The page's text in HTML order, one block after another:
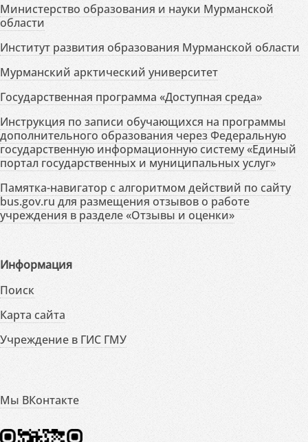
Министерство образования и науки Мурманской
области
Институт развития образования Мурманской области
Мурманский арктический университет
Государственная программа «Доступная среда»
Инструкция по записи обучающихся на программы
дополнительного образования через Федеральную
государственную информационную систему «Единый
портал государственных и муниципальных услуг»
Памятка-навигатор с алгоритмом действий по сайту
bus.gov.ru для размещения отзывов о работе
учреждения в разделе «Отзывы и оценки»
Информация
Поиск
Карта сайта
Учреждение в ГИС ГМУ
Мы ВКонтакте